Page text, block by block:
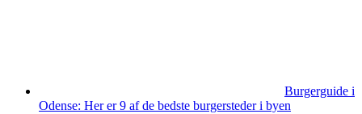
Burgerguide i
Odense: Her er 9 af de bedste burgersteder i byen